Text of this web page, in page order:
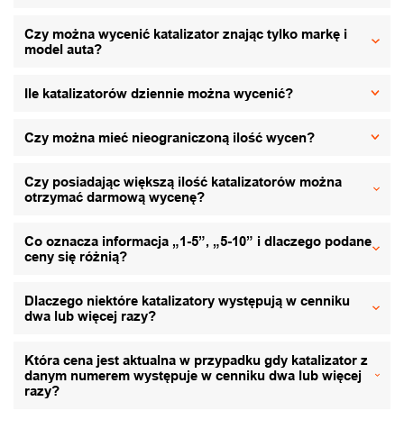
Czy można wycenić katalizator znając tylko markę i
model auta?
Ile katalizatorów dziennie można wycenić?
Czy można mieć nieograniczoną ilość wycen?
Czy posiadając większą ilość katalizatorów można
otrzymać darmową wycenę?
Co oznacza informacja „1-5”, „5-10” i dlaczego podane
ceny się różnią?
Dlaczego niektóre katalizatory występują w cenniku
dwa lub więcej razy?
Która cena jest aktualna w przypadku gdy katalizator z
danym numerem występuje w cenniku dwa lub więcej
razy?